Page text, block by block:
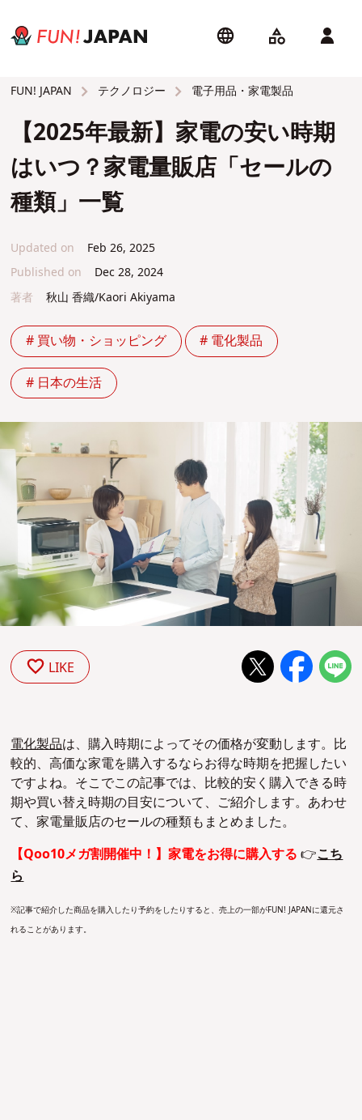
FUN! JAPAN テクノロジー 電子用品・家電製品
【2025年最新】家電の安い時期
はいつ？家電量販店「セールの
種類」一覧
Updated on
Feb 26, 2025
Published on
Dec 28, 2024
著者
秋山 香織/Kaori Akiyama
# 買い物・ショッピング # 電化製品
# 日本の生活
LIKE
電化製品は、購入時期によってその価格が変動します。比
較的、高価な家電を購入するならお得な時期を把握したい
ですよね。そこでこの記事では、比較的安く購入できる時
期や買い替え時期の目安について、ご紹介します。あわせ
て、家電量販店のセールの種類もまとめました。
【Qoo10メガ割開催中！】家電をお得に購入する 👉こち
ら
※記事で紹介した商品を購入したり予約をしたりすると、売上の一部がFUN! JAPANに還元さ
れることがあります。